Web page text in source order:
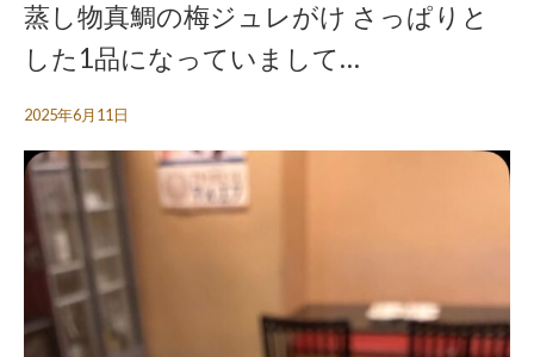
蒸し物真鯛の梅ジュレがけ さっぱりと
した1品になっていまして…
2025年6月11日